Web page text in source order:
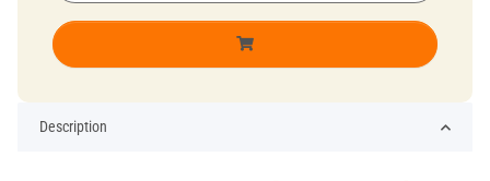
Description